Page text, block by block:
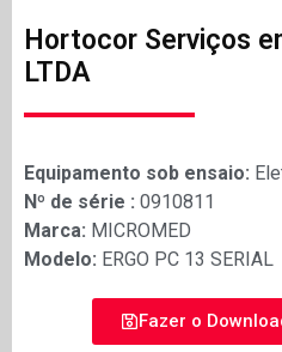
Hortocor Serviços
LTDA
Equipamento sob ensaio:
Nº de série : 0910811
Marca: MICROMED
Modelo: ERGO PC 13 SERIAL
Fazer o